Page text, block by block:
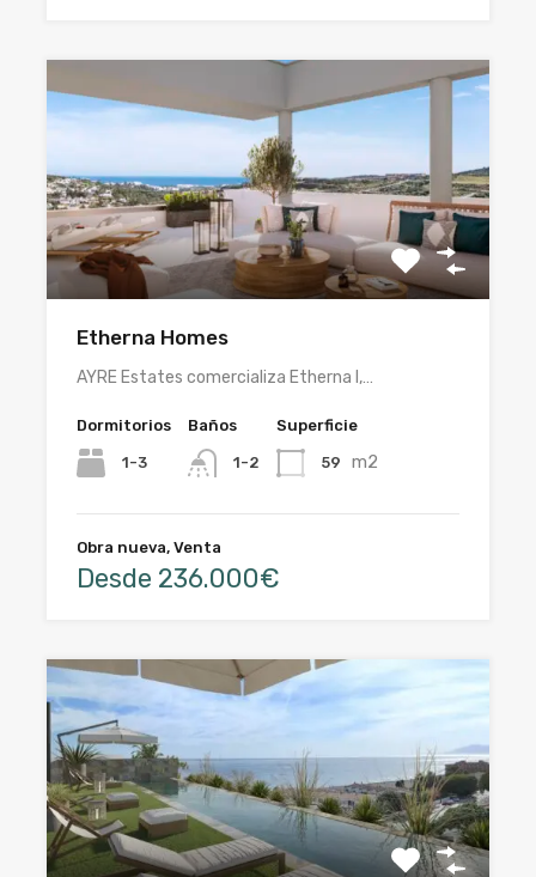
Etherna Homes
AYRE Estates comercializa Etherna I,…
Dormitorios
1-3
Baños
1-2
Superficie
59 m2
Obra nueva, Venta
Desde 236.000€